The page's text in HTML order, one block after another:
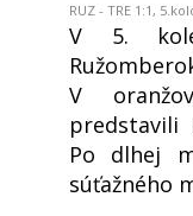
RUZ - TRE 1:1,
V 5.
V
predstavili
Po dlhej
súťažného